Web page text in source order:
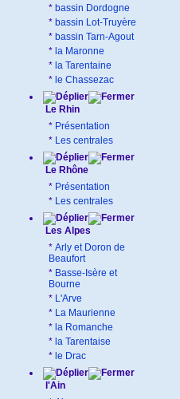
* bassin Dordogne
* bassin Lot-Truyère
* bassin Tarn-Agout
* la Maronne
* la Tarentaine
* le Chassezac
Le Rhin
* Présentation
* Les centrales
Le Rhône
* Présentation
* Les centrales
Les Alpes
* Arly et Doron de
Beaufort
* Basse-Isère et
Bourne
* L'Arve
* La Maurienne
* la Romanche
* la Tarentaise
* le Drac
l'Ain